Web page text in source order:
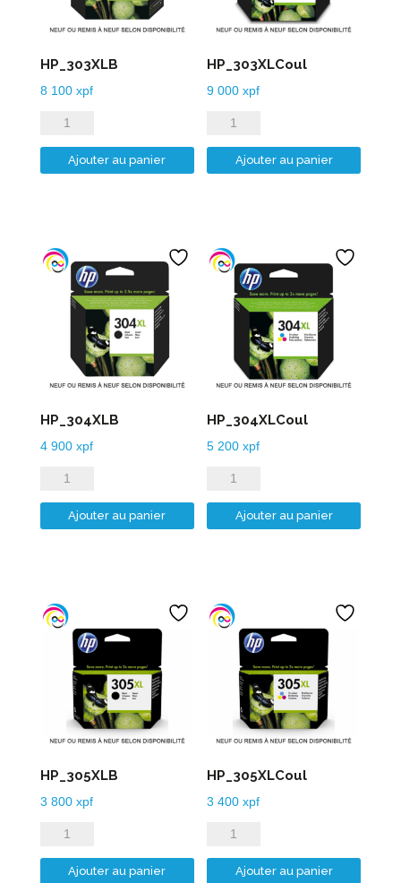
HP_303XLB
8 100 xpf
quantité
de
HP_303XLB
Ajouter au panier
HP_303XLCoul
9 000xpf
quantité
de
HP_303XLCoul
Ajouter au panier
HP_304XLB
4 900 xpf
quantité
de
HP_304XLB
Ajouter au panier
HP_304XLCoul
5 200xpf
quantité
de
HP_304XLCoul
Ajouter au panier
HP_305XLB
3 800 xpf
quantité
de
HP_305XLB
Ajouter au panier
HP_305XLCoul
3 400xpf
quantité
de
HP_305XLCoul
Ajouter au panier